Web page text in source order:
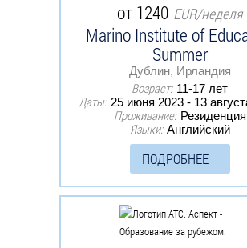
от 1240 EUR/неделя
Marino Institute of
Summer
Дублин, Ирландия
Возраст: 11-17 лет
Даты: 25 июня 2023 - 13
Проживание: Резиденция
Языки: Английский
ПОДРОБНЕЕ